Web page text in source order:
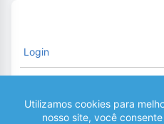
Login